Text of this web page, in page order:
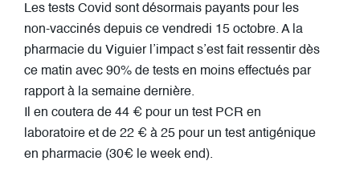
Les tests Covid sont désormais payants pour les
non-vaccinés depuis ce vendredi 15 octobre. A la
pharmacie du Viguier l’impact s’est fait ressentir dès
ce matin avec 90% de tests en moins effectués par
rapport à la semaine dernière.
Il en coutera de 44 € pour un test PCR en
laboratoire et de 22 € à 25 pour un test antigénique
en pharmacie (30€ le week end).